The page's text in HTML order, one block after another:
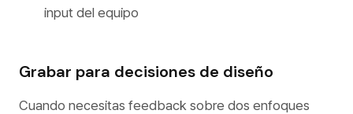
input del equipo
Grabar para decisiones de diseño
Cuando necesitas feedback sobre dos enfoques